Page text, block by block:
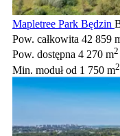
Mapletree Park Będzin
Pow. całkowita 42 859
Pow. dostępna 4 270 m2
Min. modułod 1 750 m2